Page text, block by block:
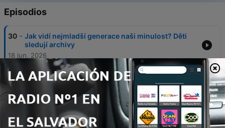
Episodios
30 - Jak vidí nejmladší generace naši minulost? Děti
sledují archivy
18 jun. 2026
29 -
Socialistické státy jako ráj pro ženy? O změnách
výchovy a role ženy s Kateřinou Liškovou
04 jun. 2026
Měl by se vysílat major Zeman?
Nejkontroverznější český seriál pohledem